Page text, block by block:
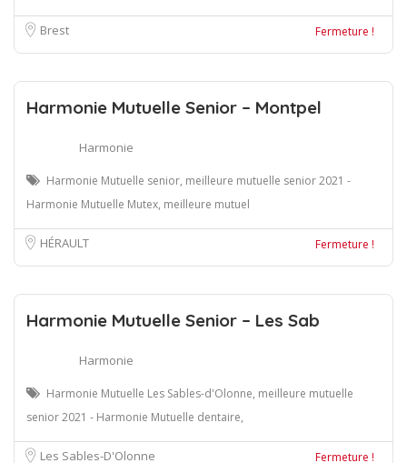
Brest Fermeture !
Harmonie Mutuelle Senior – Montpel
Harmonie
Harmonie Mutuelle senior, meilleure mutuelle senior 2021 -
Harmonie Mutuelle Mutex, meilleure mutuel
HÉRAULT Fermeture !
Harmonie Mutuelle Senior – Les Sab
Harmonie
Harmonie Mutuelle Les Sables-d'Olonne, meilleure mutuelle
senior 2021 - Harmonie Mutuelle dentaire,
Les Sables-D'Olonne Fermeture !